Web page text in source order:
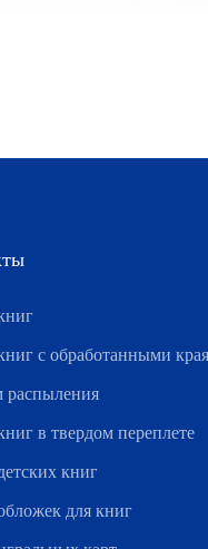
с обработанными
распыления
в твердом переплете
книг
для книг